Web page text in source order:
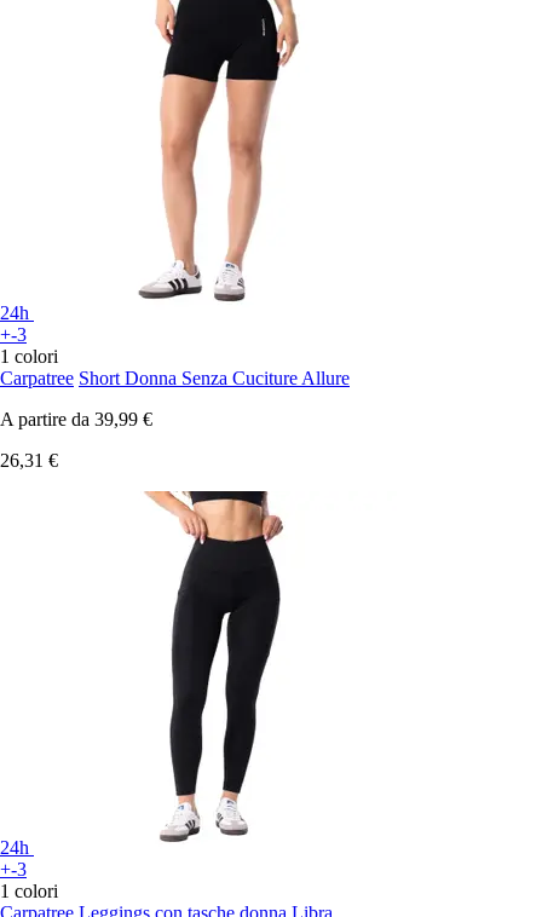
24h
+-3
1 colori
Carpatree Short Donna Senza Cuciture Allure
A partire da 39,99 €
26,31 €
24h
+-3
1 colori